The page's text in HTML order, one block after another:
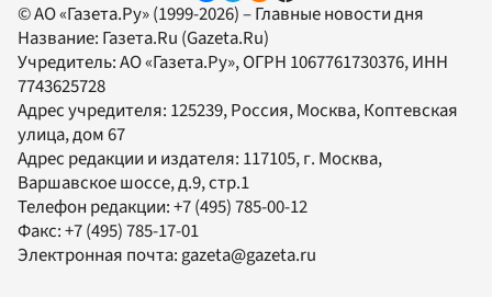
© АО «Газета.Ру» (1999-2026) – Главные новости дня
Название: Газета.Ru (Gazeta.Ru)
Учредитель:АО «Газета.Ру», ОГРН 1067761730376, ИНН
7743625728
Адрес учредителя: 125239, Россия, Москва, Коптевская
улица, дом 67
Адрес редакции и издателя: 117105, г. Москва,
Варшавское шоссе, д.9, стр.1
Телефон редакции:+7 (495) 785-00-12
Факс:+7 (495) 785-17-01
Электронная почта:gazeta@gazeta.ru